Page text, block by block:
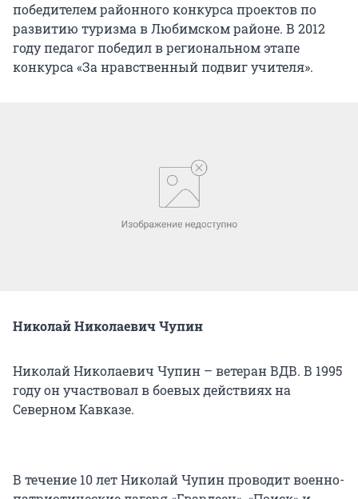
победителем районного конкурса проектов по
развитию туризма в Любимском районе. В 2012
году педагог победил в региональном этапе
конкурса «За нравственный подвиг учителя».
Николай Николаевич Чупин
Николай Николаевич Чупин – ветеран ВДВ. В 1995
году он участвовал в боевых действиях на
Северном Кавказе.
В течение 10 лет Николай Чупин проводит военно-